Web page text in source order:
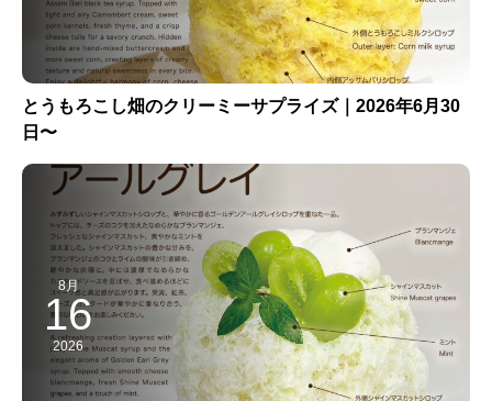
とうもろこし畑のクリーミーサプライズ｜2026年6月30
日〜
8月
16
2026